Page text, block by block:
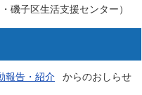
磯子区生活支援センター）
報告・紹介 からのおしらせ